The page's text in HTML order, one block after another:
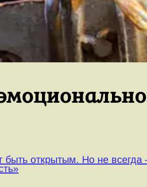
открытым. Но не